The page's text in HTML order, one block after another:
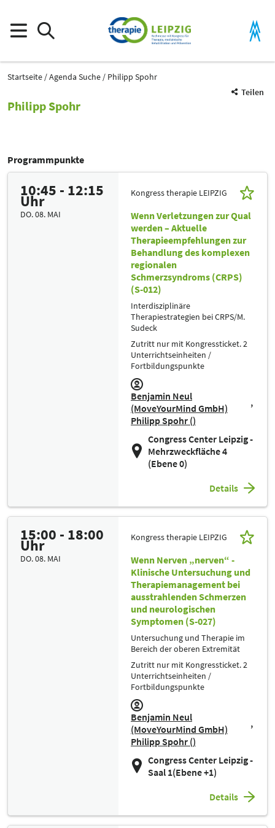
Startseite Agenda Suche
Philipp Spohr
Teilen
Philipp Spohr
Programmpunkte
10:45 - 12:15
Uhr
DO. 08. MAI
Kongress therapie LEIPZIG
Wenn Verletzungen zur Qual
werden – Aktuelle
Therapieempfehlungen zur
Behandlung des komplexen
regionalen
Schmerzsyndroms (CRPS)
(S-012)
Interdisziplinäre
Therapiestrategien bei CRPS/M.
Sudeck
Zutritt nur mit Kongressticket. 2
Unterrichtseinheiten /
Fortbildungspunkte
Benjamin Neul
(MoveYourMind GmbH)
Philipp Spohr ()
Congress Center Leipzig -
Mehrzweckfläche 4
(Ebene 0)
Details
15:00 - 18:00
Uhr
DO. 08. MAI
Kongress therapie LEIPZIG
Wenn Nerven „nerven“ -
Klinische Untersuchung und
Therapiemanagement bei
ausstrahlenden Schmerzen
und neurologischen
Symptomen (S-027)
Untersuchung und Therapie im
Bereich der oberen Extremität
Zutritt nur mit Kongressticket. 2
Unterrichtseinheiten /
Fortbildungspunkte
Benjamin Neul
(MoveYourMind GmbH)
Philipp Spohr ()
Congress Center Leipzig -
Saal 1(Ebene +1)
Details